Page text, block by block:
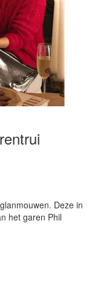
Deze in
het garen Phil